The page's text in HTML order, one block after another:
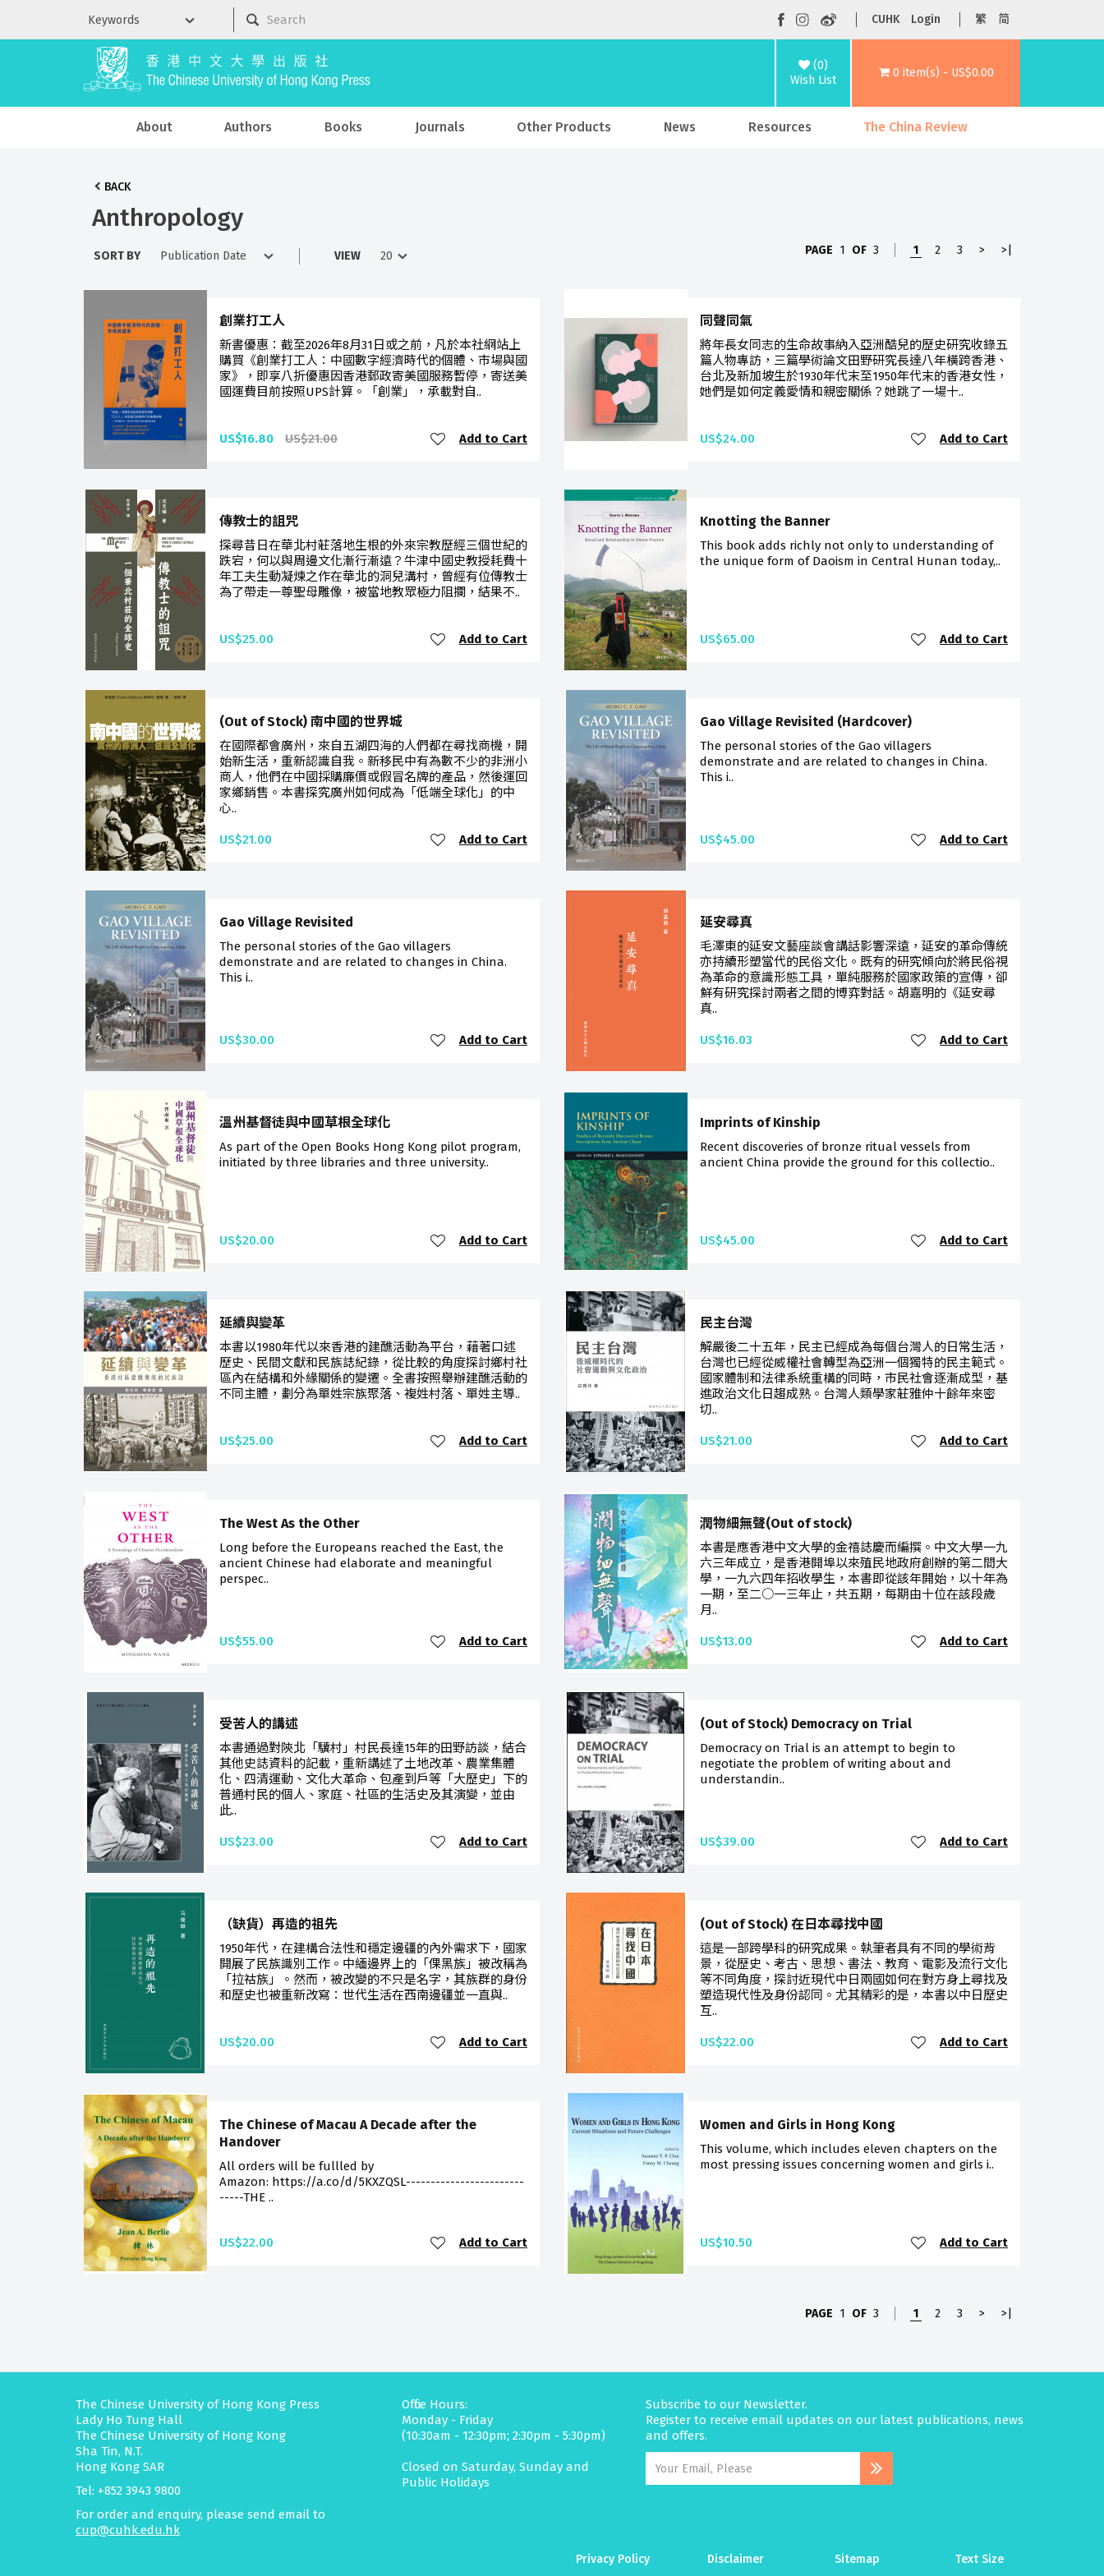
CUHK Login 繁 简
(0)
Wish List
0 item(s) - US$0.00
About Authors Books Journals Other Products News Resources The China Review
BACK
Anthropology
SORT BY VIEW PAGE 1 OF 3 1 2 3 > >|
創業打工人
新書優惠：截至2026年8月31日或之前，凡於本社網站上
購買《創業打工人：中國數字經濟時代的個體、市場與國
家》，即享八折優惠因香港郵政寄美國服務暫停，寄送美
國運費目前按照UPS計算。「創業」，承載對自..
US$16.80 US$21.00 Add to Cart
同聲同氣
將年長女同志的生命故事納入亞洲酷兒的歷史研究收錄五
篇人物專訪，三篇學術論文田野研究長達八年橫跨香港、
台北及新加坡生於1930年代末至1950年代末的香港女性，
她們是如何定義愛情和親密關係？她跳了一場十..
US$24.00 Add to Cart
傳教士的詛咒
探尋昔日在華北村莊落地生根的外來宗教歷經三個世紀的
跌宕，何以與周邊文化漸行漸遠？牛津中國史教授耗費十
年工夫生動凝煉之作在華北的洞兒溝村，曾經有位傳教士
為了帶走一尊聖母雕像，被當地教眾極力阻攔，結果不..
US$25.00 Add to Cart
Knotting the Banner
This book adds richly not only to understanding of
the unique form of Daoism in Central Hunan today,..
US$65.00 Add to Cart
(Out of Stock) 南中國的世界城
在國際都會廣州，來自五湖四海的人們都在尋找商機，開
始新生活，重新認識自我。新移民中有為數不少的非洲小
商人，他們在中國採購廉價或假冒名牌的產品，然後運回
家鄉銷售。本書探究廣州如何成為「低端全球化」的中
心..
US$21.00 Add to Cart
Gao Village Revisited (Hardcover)
The personal stories of the Gao villagers
demonstrate and are related to changes in China.
This i..
US$45.00 Add to Cart
Gao Village Revisited
The personal stories of the Gao villagers
demonstrate and are related to changes in China.
This i..
US$30.00 Add to Cart
延安尋真
毛澤東的延安文藝座談會講話影響深遠，延安的革命傳統
亦持續形塑當代的民俗文化。既有的研究傾向於將民俗視
為革命的意識形態工具，單純服務於國家政策的宣傳，卻
鮮有研究探討兩者之間的博弈對話。胡嘉明的《延安尋
真..
US$16.03 Add to Cart
溫州基督徒與中國草根全球化
As part of the Open Books Hong Kong pilot program,
initiated by three libraries and three university..
US$20.00 Add to Cart
Imprints of Kinship
Recent discoveries of bronze ritual vessels from
ancient China provide the ground for this collectio..
US$45.00 Add to Cart
延續與變革
本書以1980年代以來香港的建醮活動為平台，藉著口述
歷史、民間文獻和民族誌紀錄，從比較的角度探討鄉村社
區內在結構和外緣關係的變遷。全書按照舉辦建醮活動的
不同主體，劃分為單姓宗族聚落、複姓村落、單姓主導..
US$25.00 Add to Cart
民主台灣
解嚴後二十五年，民主已經成為每個台灣人的日常生活，
台灣也已經從威權社會轉型為亞洲一個獨特的民主範式。
國家體制和法律系統重構的同時，市民社會逐漸成型，基
進政治文化日趨成熟。台灣人類學家莊雅仲十餘年來密
切..
US$21.00 Add to Cart
The West As the Other
Long before the Europeans reached the East, the
ancient Chinese had elaborate and meaningful
perspec..
US$55.00 Add to Cart
潤物細無聲(Out of stock)
本書是應香港中文大學的金禧誌慶而編撰。中文大學一九
六三年成立，是香港開埠以來殖民地政府創辦的第二間大
學，一九六四年招收學生，本書即從該年開始，以十年為
一期，至二○一三年止，共五期，每期由十位在該段歲
月..
US$13.00 Add to Cart
受苦人的講述
本書通過對陝北「驥村」村民長達15年的田野訪談，結合
其他史誌資料的記載，重新講述了土地改革、農業集體
化、四清運動、文化大革命、包產到戶等「大歷史」下的
普通村民的個人、家庭、社區的生活史及其演變，並由
此..
US$23.00 Add to Cart
(Out of Stock) Democracy on Trial
Democracy on Trial is an attempt to begin to
negotiate the problem of writing about and
understandin..
US$39.00 Add to Cart
（缺貨）再造的祖先
1950年代，在建構合法性和穩定邊疆的內外需求下，國家
開展了民族識別工作。中緬邊界上的「倮黑族」被改稱為
「拉祜族」。然而，被改變的不只是名字，其族群的身份
和歷史也被重新改寫：世代生活在西南邊疆並一直與..
US$20.00 Add to Cart
(Out of Stock) 在日本尋找中國
這是一部跨學科的研究成果。執筆者具有不同的學術背
景，從歷史、考古、思想、書法、教育、電影及流行文化
等不同角度，探討近現代中日兩國如何在對方身上尋找及
塑造現代性及身份認同。尤其精彩的是，本書以中日歷史
互..
US$22.00 Add to Cart
The Chinese of Macau A Decade after the
Handover
All orders will be fulfilled by
Amazon: https://a.co/d/5KXZQSL------------------------
-----THE ..
US$22.00 Add to Cart
Women and Girls in Hong Kong
This volume, which includes eleven chapters on the
most pressing issues concerning women and girls i..
US$10.50 Add to Cart
PAGE 1 OF 3 1 2 3 > >|
The Chinese University of Hong Kong Press
Lady Ho Tung Hall
The Chinese University of Hong Kong
Sha Tin, N.T.
Hong Kong SAR
Tel: +852 3943 9800
For order and enquiry, please send email to
cup@cuhk.edu.hk
Office Hours:
Monday - Friday
(10:30am - 12:30pm; 2:30pm - 5:30pm)
Closed on Saturday, Sunday and
Public Holidays
Subscribe to our Newsletter.
Register to receive email updates on our latest publications, news
and offers.
Privacy Policy Disclaimer Sitemap Text Size